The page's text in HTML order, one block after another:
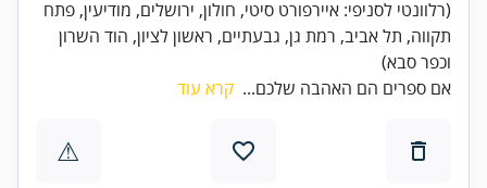
(רלוונטי לסניפי: איירפורט סיטי, חולון, ירושלים, מודיעין, פתח
תקווה, תל אביב, רמת גן, גבעתיים, ראשון לציון, הוד השרון
וכפר סבא)
אם ספרים הם האהבה שלכם... קרא עוד
⚠